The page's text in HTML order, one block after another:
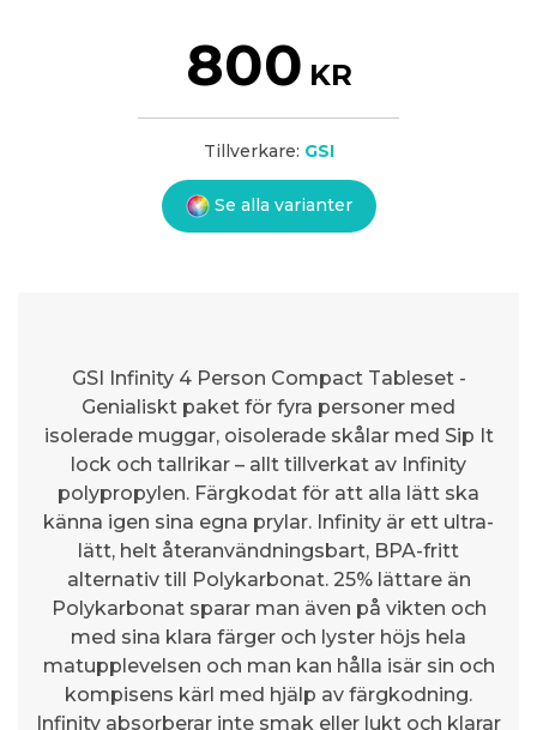
800 KR
Tillverkare: GSI
Se alla varianter
GSI Infinity 4 Person Compact Tableset -
Genialiskt paket för fyra personer med
isolerade muggar, oisolerade skålar med Sip It
lock och tallrikar – allt tillverkat av Infinity
polypropylen. Färgkodat för att alla lätt ska
känna igen sina egna prylar. Infinity är ett ultra-
lätt, helt återanvändningsbart, BPA-fritt
alternativ till Polykarbonat. 25% lättare än
Polykarbonat sparar man även på vikten och
med sina klara färger och lyster höjs hela
matupplevelsen och man kan hålla isär sin och
kompisens kärl med hjälp av färgkodning.
Infinity absorberar inte smak eller lukt och klarar